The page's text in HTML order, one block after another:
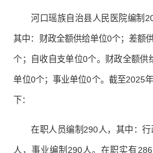
河口瑶族自治县人民医院编制
其中：财政全额供给单位0个；差额
个；自收自支单位0个。财政全额供
单位0个；事业单位0个。截至2025
下：
在职人员编制290人，其中：
人，事业编制290人。在职实有